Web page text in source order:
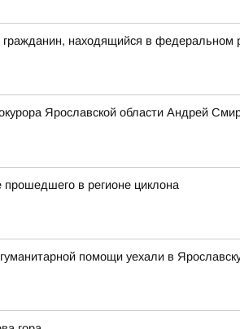
находящийся в федеральном
Ярославской области Андрей
в регионе циклона
помощи уехали в